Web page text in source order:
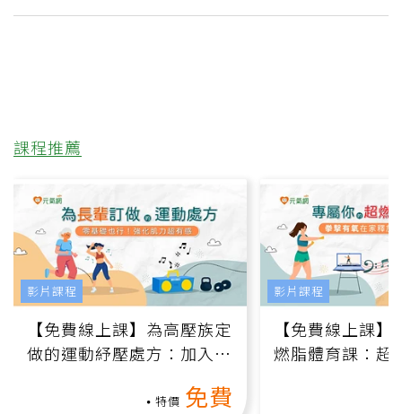
課程推薦
【免費線上課】為高壓族定
做的運動紓壓處方：加入行
特價 免費
影片課程
【免費線上課
燃脂體育課：超
影片課程